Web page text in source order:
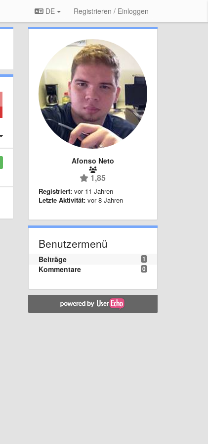
DE Registrieren / Einloggen
Afonso Neto
1,85
Registriert: vor 11 Jahren
Letzte Aktivität: vor 8 Jahren
Benutzermenü
1
Beiträge
0
Kommentare